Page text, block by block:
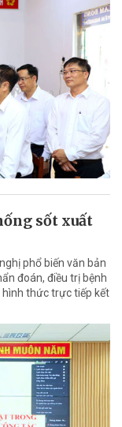
sốt xuất
phổ biến văn bản
đoán, điều trị bệnh
thức trực tiếp kết